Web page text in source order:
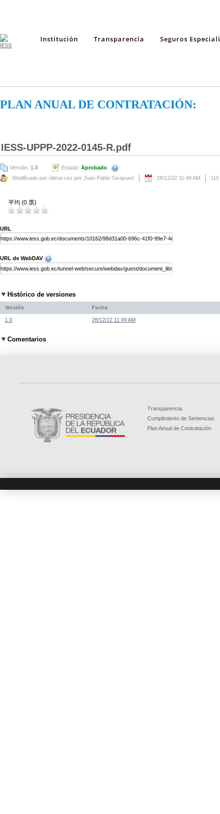
Institución Transparencia Seguros
PLAN ANUAL DE CONTRATACIÓN:
IESS-UPPP-2022-0145-R.pdf
Versión: 1.0 Estado: Aprobado
Modificado por última vez por Juan Pablo Tarapuez
28/12/22 11:49 AM
平均 (0 票)
URL
URL de WebDAV
Histórico de versiones
Versión Fecha
1.0 28/12/22 11:49 AM
Comentarios
Transparencia
Cumplimiento de Sentencias
Plan Anual de Contratación